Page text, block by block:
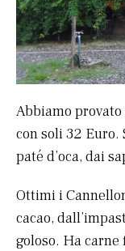
Abbiamo
con soli 32
paté d’oca, dai
Ottimi i
cacao,
goloso. Ha carne